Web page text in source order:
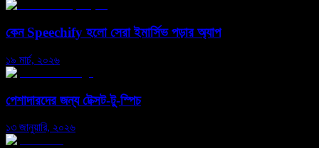
কেন Speechify হলো সেরা ইমার্সিভ পড়ার অ্যাপ
১৯ মার্চ, ২০২৬
পেশাদারদের জন্য টেক্সট-টু-স্পিচ
১৩ জানুয়ারি, ২০২৬